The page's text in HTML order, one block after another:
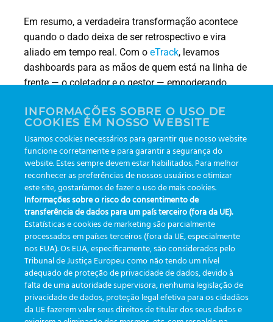
Em resumo, a verdadeira transformação acontece
quando o dado deixa de ser retrospectivo e vira
aliado em tempo real. Com o eTrack, levamos
dashboards para as mãos de quem está na linha de
frente — o coletador e o gestor — empoderando
custos e, acima de tudo, garantem segurança e
satisfação ao paciente.
Dashboards ineficazes:
quando muitos dados não
geram decisões
Do registro ao resultado: A
jornada da amostra – parte 1
– Registro
CATEGORIAS
INFORMAÇÕES SOBRE O USO DE
COOKIES EM NOSSO WEBSITE
Usamos cookies necessários para garantir que nosso website
funcione corretamente e para garantir a segurança do
website. Estes sempre devem estar habilitados. Para melhor
reconhecer as preferências de nossos usuários e otimizar
este site, gostaríamos de fazer o uso de mais cookies.
Informações sobre o risco do consentimento de
transferência de dados para um país terceiro (fora da UE).
Estatísticas e cookies de marketing são parcialmente
processados em países terceiros (fora da UE, especialmente
nos EUA). Os EUA, especificamente, são considerados pelo
Tribunal de Justiça Europeu como não tendo um nível
adequado de proteção de privacidade de dados, devido à
falta de uma autoridade supervisora, nenhuma legislação de
privacidade de dados, proteção legal efetiva para os cidadãos
da UE fazerem valer seus direitos de titular dos seus dados e